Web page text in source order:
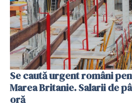
Se caută urgent români
Marea Britanie. Salarii de
oră